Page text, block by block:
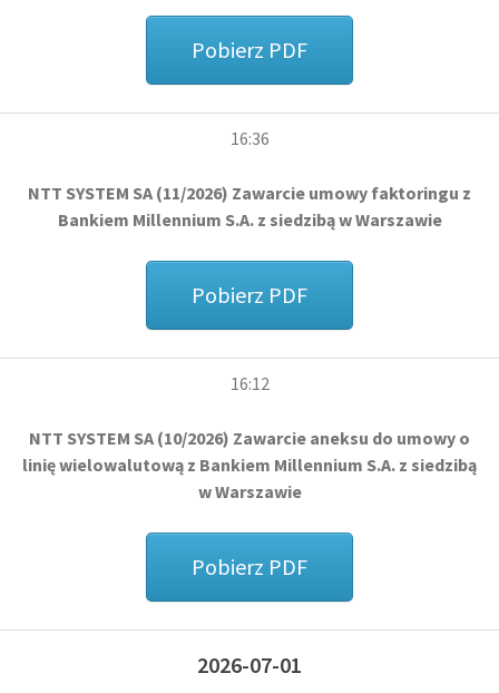
Pobierz PDF
16:36
NTT SYSTEM SA (11/2026) Zawarcie umowy faktoringu z
Bankiem Millennium S.A. z siedzibą w Warszawie
Pobierz PDF
16:12
NTT SYSTEM SA (10/2026) Zawarcie aneksu do umowy o
linię wielowalutową z Bankiem Millennium S.A. z siedzibą
w Warszawie
Pobierz PDF
2026-07-01